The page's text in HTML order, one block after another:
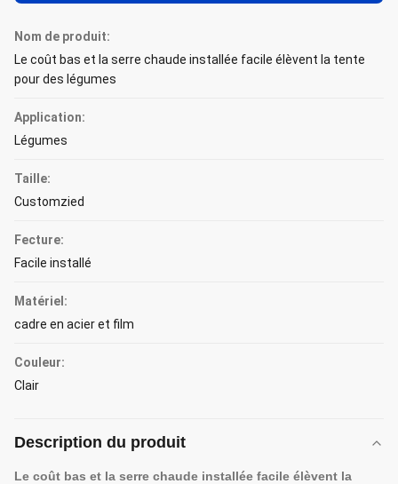
Nom de produit:
Le coût bas et la serre chaude installée facile élèvent la tente
pour des légumes
Application:
Légumes
Taille:
Customzied
Fecture:
Facile installé
Matériel:
cadre en acier et film
Couleur:
Clair
Description du produit
Le coût bas et la serre chaude installée facile élèvent la